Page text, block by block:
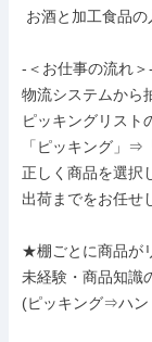
-＜お仕事の流れ＞-
物流システムから
ピッキングリスト
「ピッキング」⇒
正しく商品を選択
出荷までをお任せ
★棚ごとに商品が
未経験・商品知識
(ピッキング⇒ハン